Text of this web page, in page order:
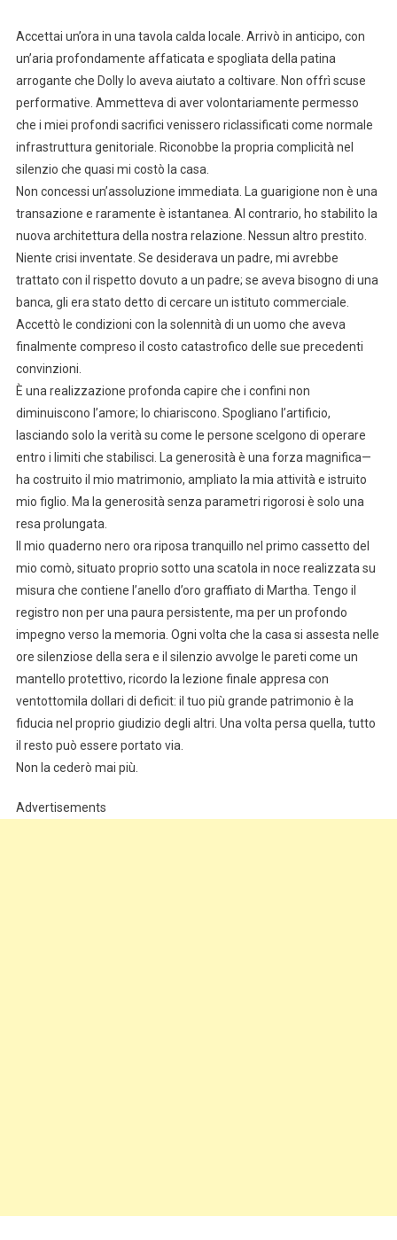
Accettai un’ora in una tavola calda locale. Arrivò in anticipo, con
un’aria profondamente affaticata e spogliata della patina
arrogante che Dolly lo aveva aiutato a coltivare. Non offrì scuse
performative. Ammetteva di aver volontariamente permesso
che i miei profondi sacrifici venissero riclassificati come normale
infrastruttura genitoriale. Riconobbe la propria complicità nel
silenzio che quasi mi costò la casa.
Non concessi un’assoluzione immediata. La guarigione non è una
transazione e raramente è istantanea. Al contrario, ho stabilito la
nuova architettura della nostra relazione. Nessun altro prestito.
Niente crisi inventate. Se desiderava un padre, mi avrebbe
trattato con il rispetto dovuto a un padre; se aveva bisogno di una
banca, gli era stato detto di cercare un istituto commerciale.
Accettò le condizioni con la solennità di un uomo che aveva
finalmente compreso il costo catastrofico delle sue precedenti
convinzioni.
È una realizzazione profonda capire che i confini non
diminuiscono l’amore; lo chiariscono. Spogliano l’artificio,
lasciando solo la verità su come le persone scelgono di operare
entro i limiti che stabilisci. La generosità è una forza magnifica—
ha costruito il mio matrimonio, ampliato la mia attività e istruito
mio figlio. Ma la generosità senza parametri rigorosi è solo una
resa prolungata.
Il mio quaderno nero ora riposa tranquillo nel primo cassetto del
mio comò, situato proprio sotto una scatola in noce realizzata su
misura che contiene l’anello d’oro graffiato di Martha. Tengo il
registro non per una paura persistente, ma per un profondo
impegno verso la memoria. Ogni volta che la casa si assesta nelle
ore silenziose della sera e il silenzio avvolge le pareti come un
mantello protettivo, ricordo la lezione finale appresa con
ventottomila dollari di deficit: il tuo più grande patrimonio è la
fiducia nel proprio giudizio degli altri. Una volta persa quella, tutto
il resto può essere portato via.
Non la cederò mai più.
Advertisements